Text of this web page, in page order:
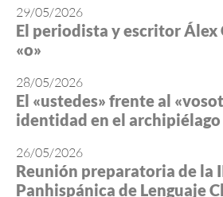
29/05/2026
El periodista y escritor
«o»
28/05/2026
El «ustedes» frente al
identidad en el
26/05/2026
Reunión preparatoria de la
Panhispánica de Lenguaje